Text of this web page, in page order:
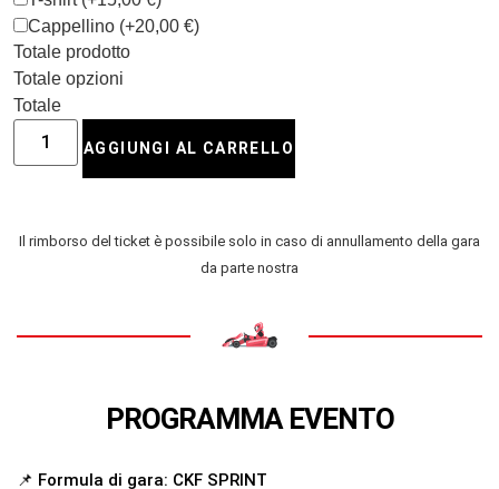
Cappellino (+20,00 €)
Totale prodotto
Totale opzioni
Totale
AGGIUNGI AL CARRELLO
Il rimborso del ticket è possibile solo in caso di annullamento della gara
da parte nostra
PROGRAMMA EVENTO
📌 Formula di gara: CKF SPRINT